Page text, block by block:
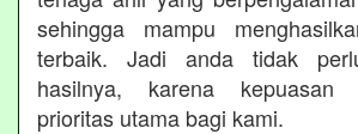
sehingga mampu
terbaik. Jadi anda tidak
hasilnya, karena kepuasan
prioritas utama bagi kami.